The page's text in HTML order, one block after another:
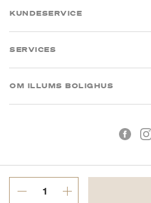
KUNDESERVICE
SERVICES
OM ILLUMS BOLIGHUS